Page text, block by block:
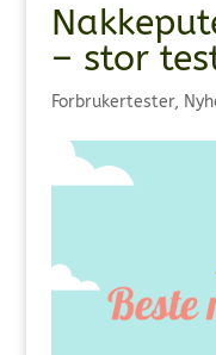
– stor
Forbrukertester,